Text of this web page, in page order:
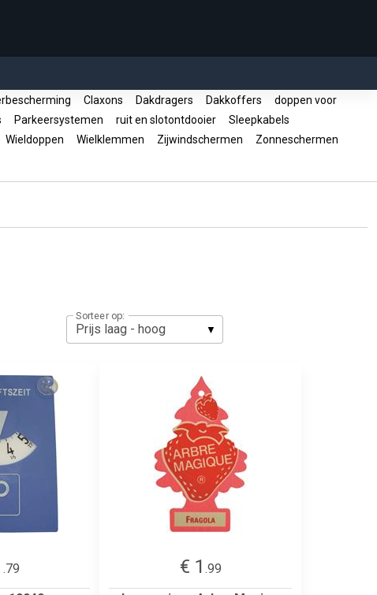
Claxons Dakdragers Dakkoffers
doppen voor
Parkeersystemen ruit en slotontdooier
Sleepkabels
Wieldoppen Wielklemmen Zijwindschermen
Zonneschermen
Sorteer op:
.79
€ 1 .99